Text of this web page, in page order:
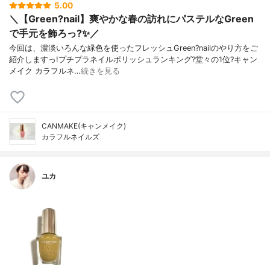
5.00
＼【Green?nail】爽やかな春の訪れにパステルなGreen
で手元を飾ろっ?✨／
今回は、濃淡いろんな緑色を使ったフレッシュGreen?nailのやり方をご
紹介しますっ!プチプラネイルポリッシュランキング?堂々の1位?キャン
メイク カラフルネ…続きを見る
CANMAKE(キャンメイク)
カラフルネイルズ
ユカ